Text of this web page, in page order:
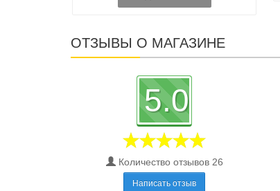
ОТЗЫВЫ О МАГАЗИНЕ
5.0
Количество отзывов 26
Написать отзыв